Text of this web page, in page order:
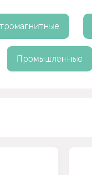
Промышленные